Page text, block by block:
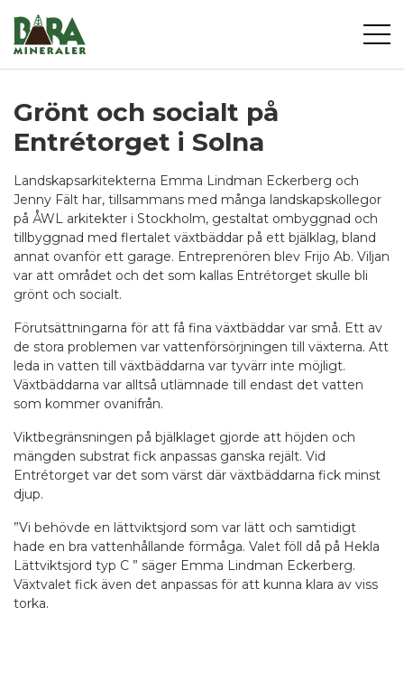
Grönt och socialt på
Entrétorget i Solna
Landskapsarkitekterna Emma Lindman Eckerberg och
Jenny Fält har, tillsammans med många landskapskollegor
på ÅWL arkitekter i Stockholm, gestaltat ombyggnad och
tillbyggnad med flertalet växtbäddar på ett bjälklag, bland
annat ovanför ett garage. Entreprenören blev Frijo Ab. Viljan
var att området och det som kallas Entrétorget skulle bli
grönt och socialt.
Förutsättningarna för att få fina växtbäddar var små. Ett av
de stora problemen var vattenförsörjningen till växterna. Att
leda in vatten till växtbäddarna var tyvärr inte möjligt.
Växtbäddarna var alltså utlämnade till endast det vatten
som kommer ovanifrån.
Viktbegränsningen på bjälklaget gjorde att höjden och
mängden substrat fick anpassas ganska rejält. Vid
Entrétorget var det som värst där växtbäddarna fick minst
djup.
”Vi behövde en lättviktsjord som var lätt och samtidigt
hade en bra vattenhållande förmåga. Valet föll då på Hekla
Lättviktsjord typ C ” säger Emma Lindman Eckerberg.
Växtvalet fick även det anpassas för att kunna klara av viss
torka.